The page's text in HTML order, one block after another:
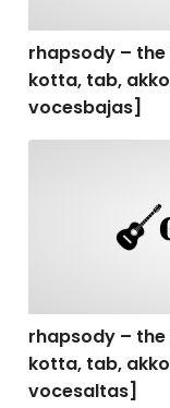
rhapsody –
kotta, tab,
vocesbajas]
rhapsody –
kotta, tab,
vocesaltas]